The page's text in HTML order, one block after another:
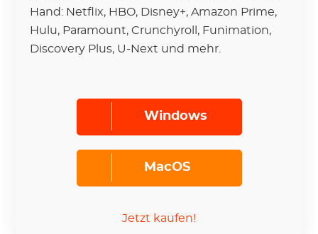
Hand: Netflix, HBO, Disney+, Amazon Prime,
Hulu, Paramount, Crunchyroll, Funimation,
Discovery Plus, U-Next und mehr.
Windows
MacOS
Jetzt kaufen!